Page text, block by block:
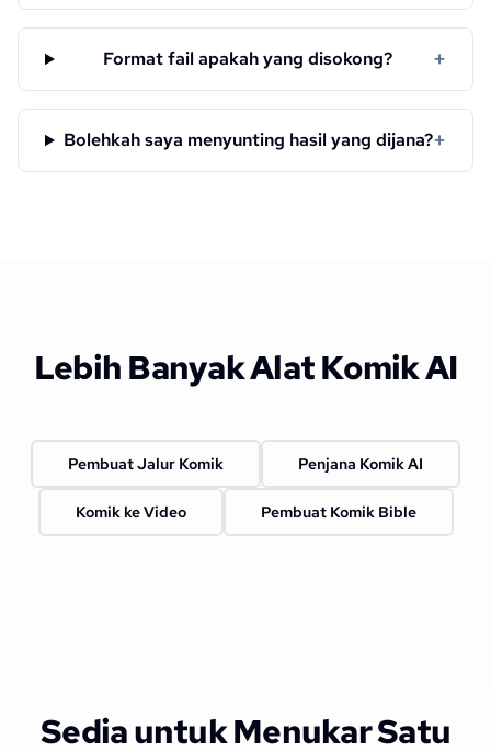
Format fail apakah yang disokong? +
Bolehkah saya menyunting hasil yang dijana?+
Lebih Banyak Alat Komik AI
Pembuat Jalur Komik Penjana Komik AI
Komik ke Video Pembuat Komik Bible
Sedia untuk Menukar Satu